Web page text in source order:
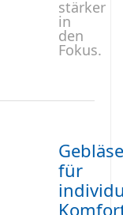
stärker
in
den
Fokus.
für